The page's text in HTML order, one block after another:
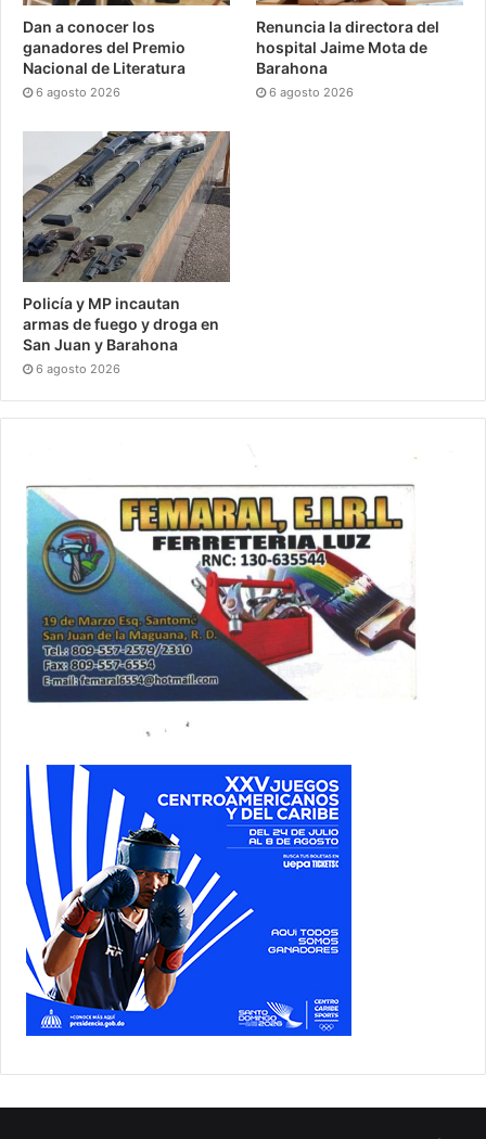
Dan a conocer los
ganadores del Premio
Nacional de Literatura
6 agosto 2026
Renuncia la directora del
hospital Jaime Mota de
Barahona
6 agosto 2026
Policía y MP incautan
armas de fuego y droga en
San Juan y Barahona
6 agosto 2026